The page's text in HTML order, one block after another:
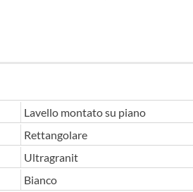
Lavello montato su piano
Rettangolare
Ultragranit
Bianco